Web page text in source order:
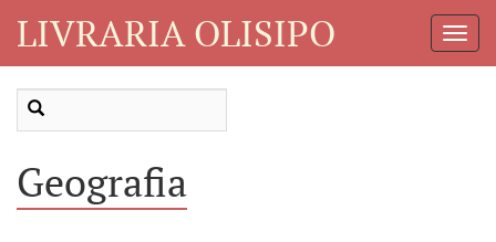
LIVRARIA OLISIPO
Geografia